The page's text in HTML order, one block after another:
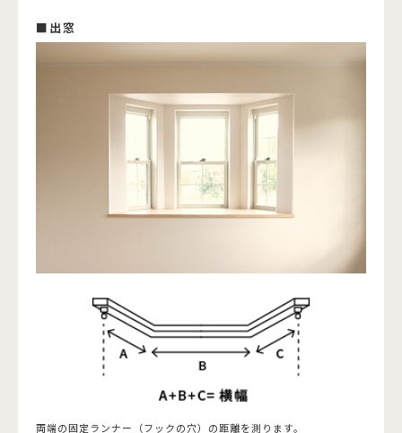
■出窓
両端の固定ランナー（フックの穴）の距離を測ります。